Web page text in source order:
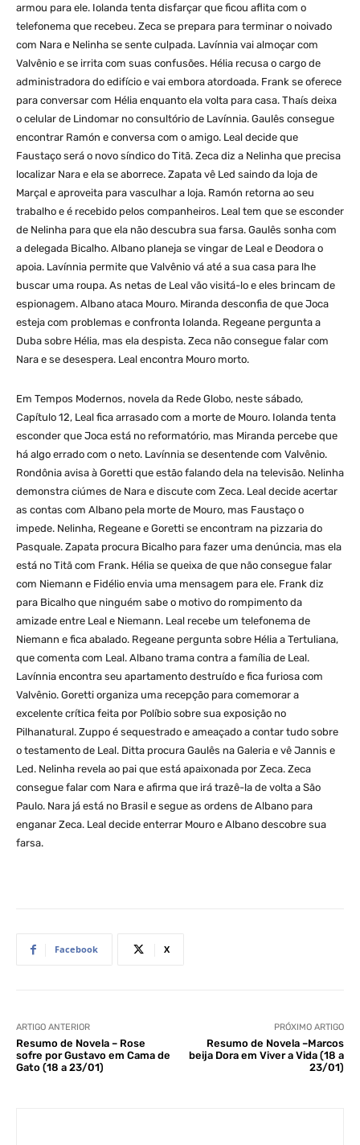
armou para ele. Iolanda tenta disfarçar que ficou aflita com o
telefonema que recebeu. Zeca se prepara para terminar o noivado
com Nara e Nelinha se sente culpada. Lavínnia vai almoçar com
Valvênio e se irrita com suas confusões. Hélia recusa o cargo de
administradora do edifício e vai embora atordoada. Frank se oferece
para conversar com Hélia enquanto ela volta para casa. Thaís deixa
o celular de Lindomar no consultório de Lavínnia. Gaulês consegue
encontrar Ramón e conversa com o amigo. Leal decide que
Faustaço será o novo síndico do Titã. Zeca diz a Nelinha que precisa
localizar Nara e ela se aborrece. Zapata vê Led saindo da loja de
Marçal e aproveita para vasculhar a loja. Ramón retorna ao seu
trabalho e é recebido pelos companheiros. Leal tem que se esconder
de Nelinha para que ela não descubra sua farsa. Gaulês sonha com
a delegada Bicalho. Albano planeja se vingar de Leal e Deodora o
apoia. Lavínnia permite que Valvênio vá até a sua casa para lhe
buscar uma roupa. As netas de Leal vão visitá-lo e eles brincam de
espionagem. Albano ataca Mouro. Miranda desconfia de que Joca
esteja com problemas e confronta Iolanda. Regeane pergunta a
Duba sobre Hélia, mas ela despista. Zeca não consegue falar com
Nara e se desespera. Leal encontra Mouro morto.
Em Tempos Modernos, novela da Rede Globo, neste sábado,
Capítulo 12, Leal fica arrasado com a morte de Mouro. Iolanda tenta
esconder que Joca está no reformatório, mas Miranda percebe que
há algo errado com o neto. Lavínnia se desentende com Valvênio.
Rondônia avisa à Goretti que estão falando dela na televisão. Nelinha
demonstra ciúmes de Nara e discute com Zeca. Leal decide acertar
as contas com Albano pela morte de Mouro, mas Faustaço o
impede. Nelinha, Regeane e Goretti se encontram na pizzaria do
Pasquale. Zapata procura Bicalho para fazer uma denúncia, mas ela
está no Titã com Frank. Hélia se queixa de que não consegue falar
com Niemann e Fidélio envia uma mensagem para ele. Frank diz
para Bicalho que ninguém sabe o motivo do rompimento da
amizade entre Leal e Niemann. Leal recebe um telefonema de
Niemann e fica abalado. Regeane pergunta sobre Hélia a Tertuliana,
que comenta com Leal. Albano trama contra a família de Leal.
Lavínnia encontra seu apartamento destruído e fica furiosa com
Valvênio. Goretti organiza uma recepção para comemorar a
excelente crítica feita por Políbio sobre sua exposição no
Pilhanatural. Zuppo é sequestrado e ameaçado a contar tudo sobre
o testamento de Leal. Ditta procura Gaulês na Galeria e vê Jannis e
Led. Nelinha revela ao pai que está apaixonada por Zeca. Zeca
consegue falar com Nara e afirma que irá trazê-la de volta a São
Paulo. Nara já está no Brasil e segue as ordens de Albano para
enganar Zeca. Leal decide enterrar Mouro e Albano descobre sua
farsa.
Facebook X
ARTIGO ANTERIOR
Resumo de Novela – Rose
sofre por Gustavo em Cama de
Gato (18 a 23/01)
PRÓXIMO ARTIGO
Resumo de Novela –Marcos
beija Dora em Viver a Vida (18 a
23/01)